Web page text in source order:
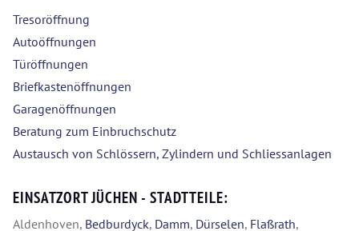
Tresoröffnung
Autoöffnungen
Türöffnungen
Briefkastenöffnungen
Garagenöffnungen
Beratung zum Einbruchschutz
Austausch von Schlössern, Zylindern und Schliessanlagen
EINSATZORT JÜCHEN - STADTTEILE:
Aldenhoven, Bedburdyck, Damm, Dürselen, Flaßrath,